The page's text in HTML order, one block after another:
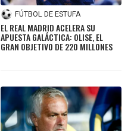
FÚTBOL DE ESTUFA
EL REAL MADRID ACELERA SU
APUESTA GALÁCTICA: OLISE, EL
GRAN OBJETIVO DE 220 MILLONES